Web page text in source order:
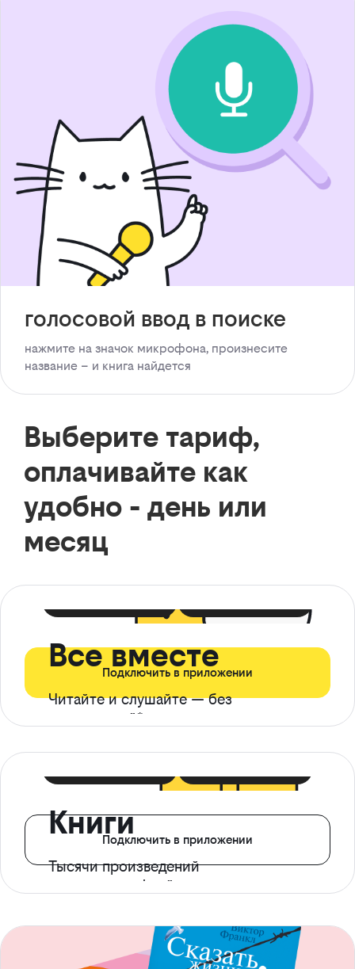
голосовой ввод в поиске
нажмите на значок микрофона, произнесите
название – и книга найдется
Выберите тариф,
оплачивайте как
удобно - день или
месяц
Все вместе
Читайте и слушайте — без
ограничений*
Подключить в приложении
Книги
Тысячи произведений
с доступом офлайн
Подключить в приложении